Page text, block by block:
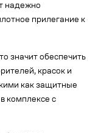
надежно
прилегание к
значит обеспечить
красок и
как защитные
комплексе с